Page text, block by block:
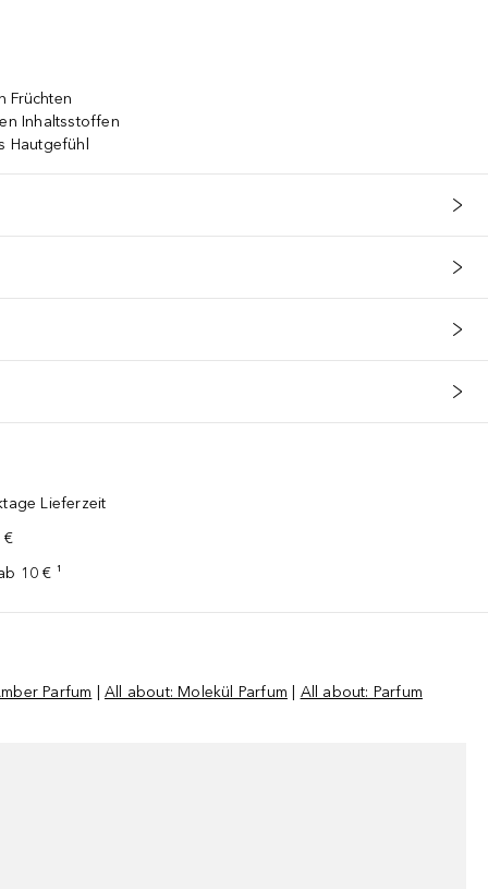
Früchten
Inhaltsstoffen
Hautgefühl
Lieferzeit
€
10 € ¹
Parfum All about: Molekül Parfum All about: Parfum